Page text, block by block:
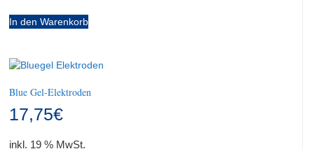
In den Warenkorb
Blue Gel-Elektroden
17,75€
inkl. 19 % MwSt.